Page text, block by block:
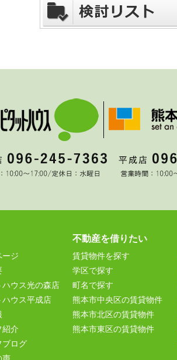
ージ
ハウス光の森店
ハウス平成店
紹介
ブログ
不動産を借りたい
賃貸物件を探す
学区で探す
町名で探す
熊本市中央区の賃貸物件
熊本市北区の賃貸物件
熊本市東区の賃貸物件